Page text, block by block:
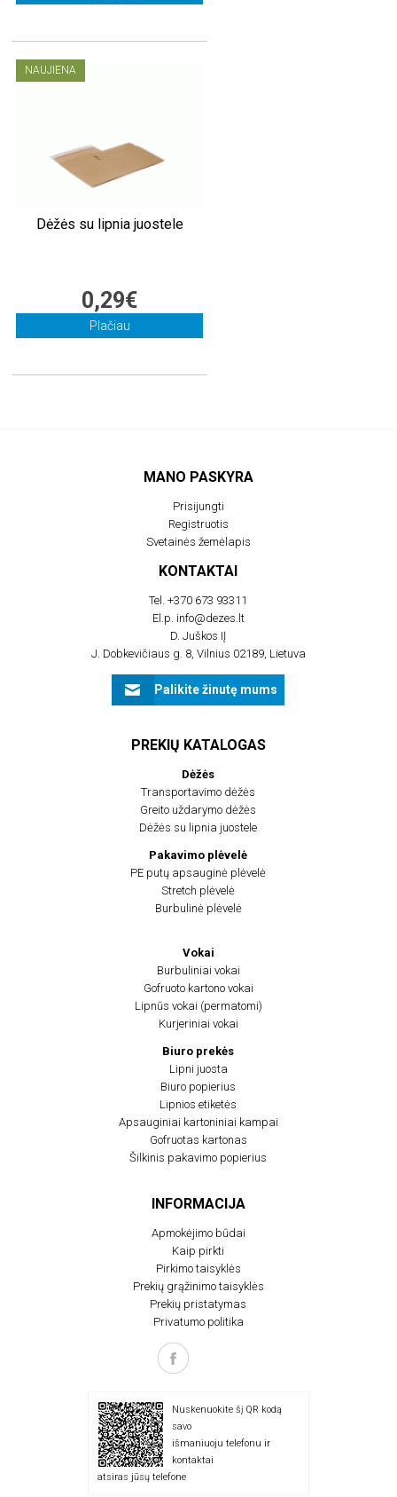
NAUJIENA
Dėžės su lipnia juostele
0,29€
Plačiau
MANO PASKYRA
Prisijungti
Registruotis
Svetainės žemėlapis
KONTAKTAI
Tel.+370 673 93311
El.p. info@dezes.lt
D. Juškos IĮ
J. Dobkevičiaus g. 8, Vilnius 02189, Lietuva
Palikite žinutę mums
PREKIŲ KATALOGAS
Dėžės
Transportavimo dėžės
Greito uždarymo dėžės
Dėžės su lipnia juostele
Pakavimo plėvelė
PE putų apsauginė plėvelė
Stretch plėvelė
Burbulinė plėvelė
Vokai
Burbuliniai vokai
Gofruoto kartono vokai
Lipnūs vokai (permatomi)
Kurjeriniai vokai
Biuro prekės
Lipni juosta
Biuro popierius
Lipnios etiketės
Apsauginiai kartoniniai kampai
Gofruotas kartonas
Šilkinis pakavimo popierius
INFORMACIJA
Apmokėjimo būdai
Kaip pirkti
Pirkimo taisyklės
Prekių grąžinimo taisyklės
Prekių pristatymas
Privatumo politika
Nuskenuokite šį QR kodą
savo
išmaniuoju telefonu ir
kontaktai
atsiras jūsų telefone